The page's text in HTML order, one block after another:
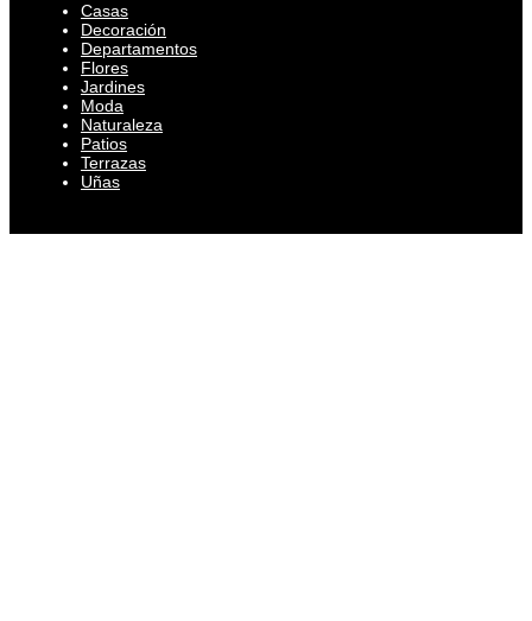
Casas
Decoración
Departamentos
Flores
Jardines
Moda
Naturaleza
Patios
Terrazas
Uñas